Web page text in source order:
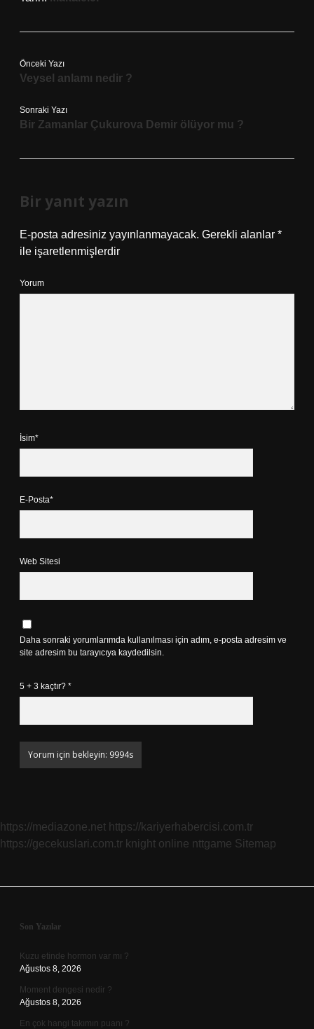
Önceki Yazı
Veysel anlamı nedir ?
Sonraki Yazı
Bir Zamanlar Çukurova Demir ölüyor mu ?
Bir yanıt yazın
E-posta adresiniz yayınlanmayacak. Gerekli alanlar *
ile işaretlenmişlerdir
Yorum
İsim*
E-Posta*
Web Sitesi
Daha sonraki yorumlarımda kullanılması için adım, e-posta adresim ve
site adresim bu tarayıcıya kaydedilsin.
5 + 3 kaçtır? *
https://mediazone.net https://kariyerhabercisi.com.tr
https://gecekuslari.com.tr knight online nttgame Sitemap
Sidebar
Son Yazılar
Kuzu etinde hormon var mı ?
Ağustos 8, 2026
Moment dengesi nedir ?
Ağustos 8, 2026
En çok hangi takımın puanı ?